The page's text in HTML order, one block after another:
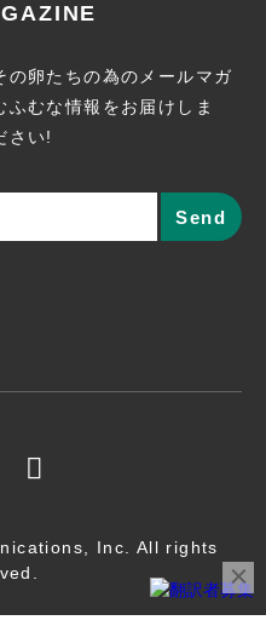
の卵たちの為のメールマガ
むな情報をお届けしま
さい!
Inc. All rights